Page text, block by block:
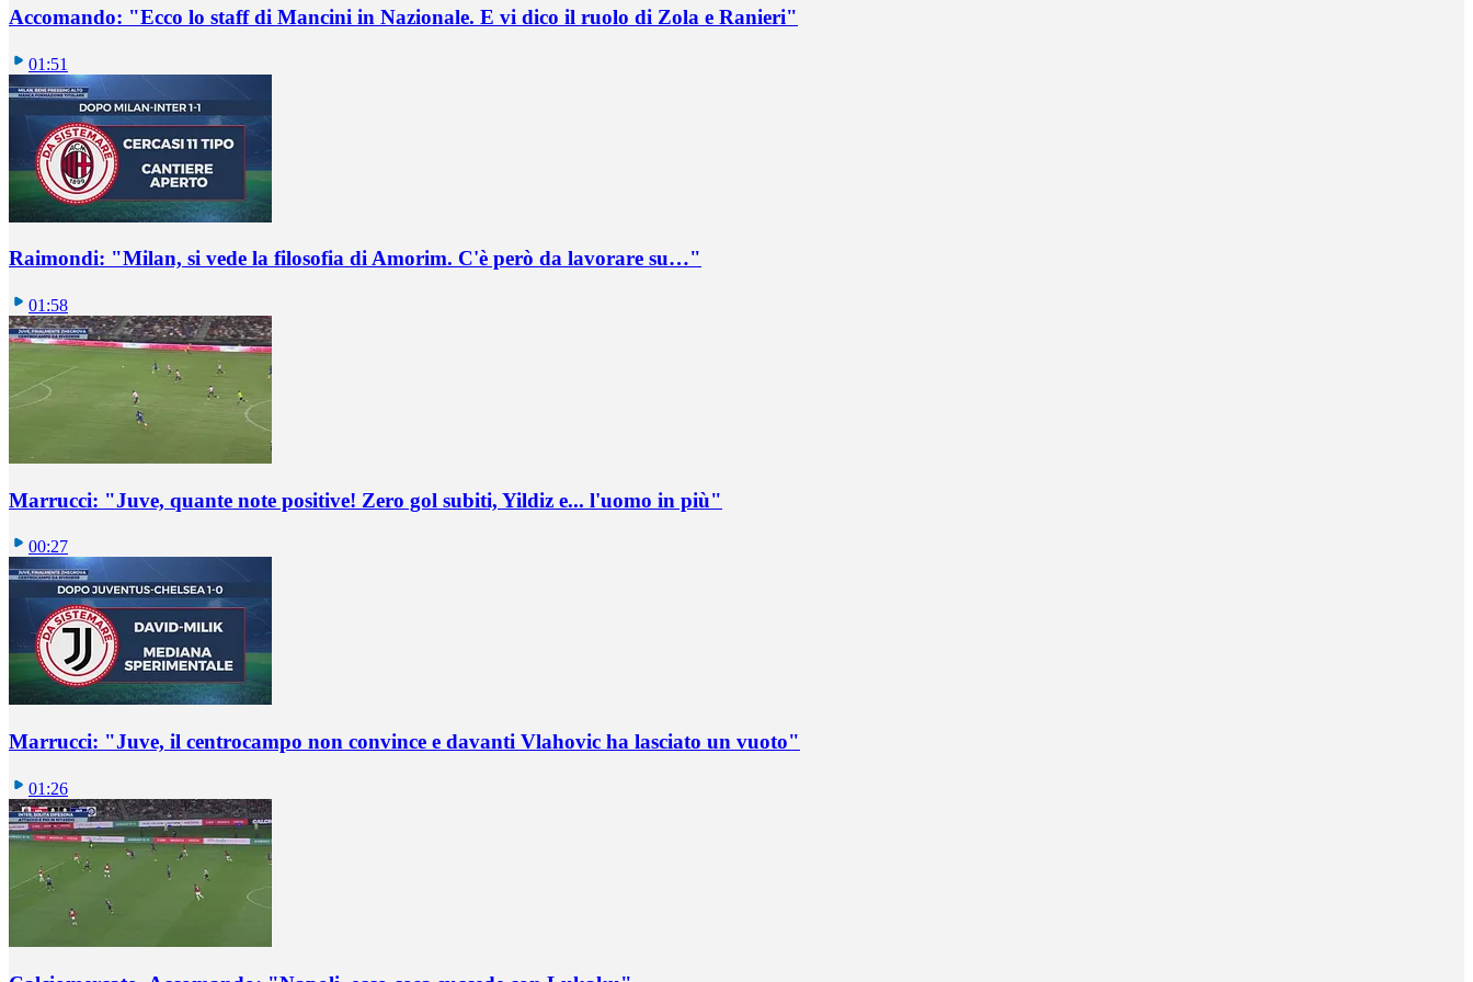
Accomando: "Ecco lo staff di Mancini in Nazionale. E vi dico il ruolo di Zola e Ranieri"
01:51
Raimondi: "Milan, si vede la filosofia di Amorim. C'è però da lavorare su…"
01:58
Marrucci: "Juve, quante note positive! Zero gol subiti, Yildiz e... l'uomo in più"
00:27
Marrucci: "Juve, il centrocampo non convince e davanti Vlahovic ha lasciato un vuoto"
01:26